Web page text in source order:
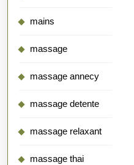
mains
massage
massage annecy
massage detente
massage relaxant
massage thai